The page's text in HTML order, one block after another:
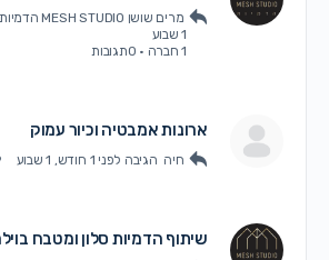
מרים שושן MESH STUDIO הדמיות הגיבה
· 0תגובות
ארונות אמבטיה וכיור עמוק
הגיבהלפני 1 חודש, 1 שבוע 9 חברות
שיתוף הדמיות סלון ומטבח בוילה